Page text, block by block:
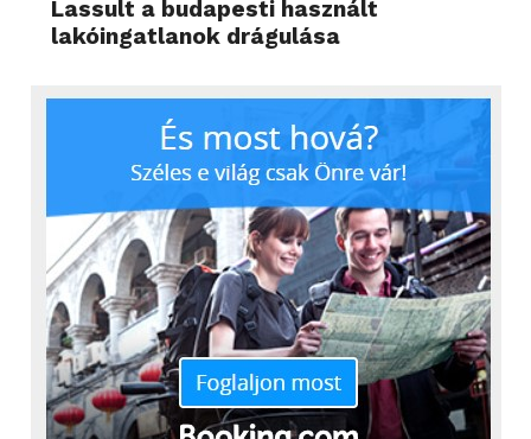
Lassult a budapesti használt
lakóingatlanok drágulása